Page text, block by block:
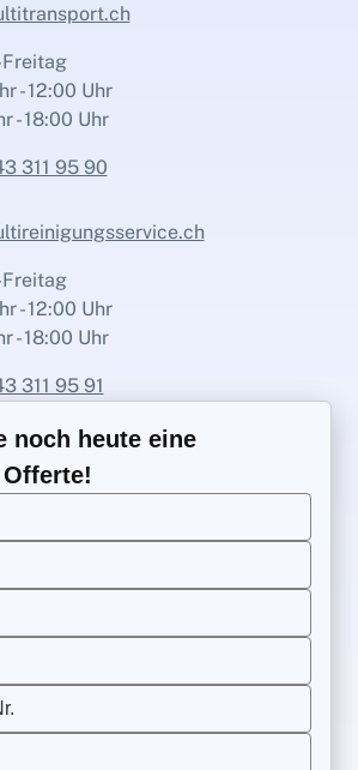
- 12:00 Uhr
- 18:00 Uhr
311 95 90
- 12:00 Uhr
- 18:00 Uhr
311 95 91
noch heute eine